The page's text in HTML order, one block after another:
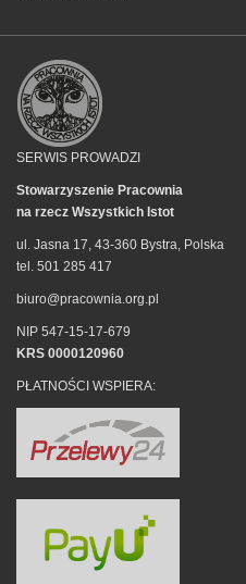
SERWIS PROWADZI
Stowarzyszenie Pracownia
na rzecz Wszystkich Istot
ul. Jasna 17, 43-360 Bystra, Polska
tel. 501 285 417
biuro@pracownia.org.pl
NIP 547-15-17-679
KRS 0000120960
PŁATNOŚCI WSPIERA: